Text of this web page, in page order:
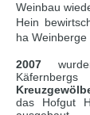
Weinbau
Hein
ha Weinberge
2007
das Hofgut